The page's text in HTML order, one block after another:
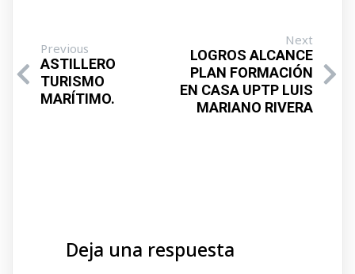
Previous
ASTILLERO
TURISMO
MARÍTIMO.
Next
LOGROS ALCANCE
PLAN FORMACIÓN
EN CASA UPTP LUIS
MARIANO RIVERA
Deja una respuesta